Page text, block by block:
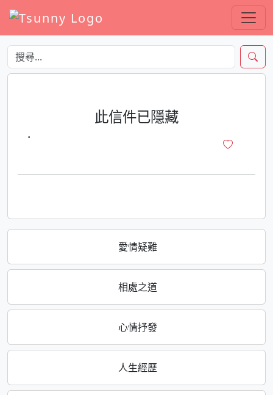
愛情疑難
相處之道
心情抒發
人生經歷
此信件已隱藏
·